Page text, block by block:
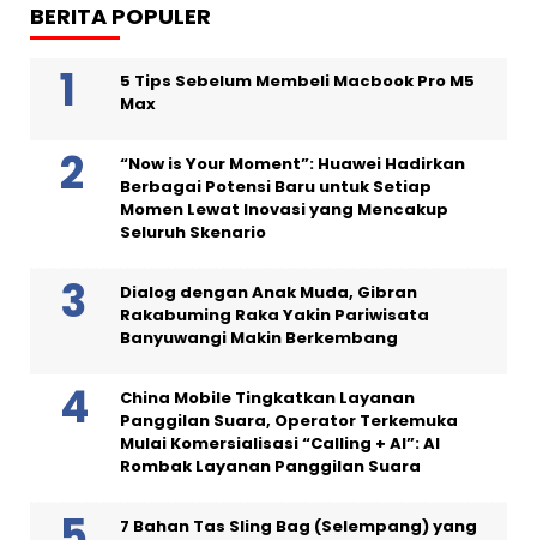
BERITA POPULER
5 Tips Sebelum Membeli Macbook Pro M5
Max
“Now is Your Moment”: Huawei Hadirkan
Berbagai Potensi Baru untuk Setiap
Momen Lewat Inovasi yang Mencakup
Seluruh Skenario
Dialog dengan Anak Muda, Gibran
Rakabuming Raka Yakin Pariwisata
Banyuwangi Makin Berkembang
China Mobile Tingkatkan Layanan
Panggilan Suara, Operator Terkemuka
Mulai Komersialisasi “Calling + AI”: AI
Rombak Layanan Panggilan Suara
7 Bahan Tas Sling Bag (Selempang) yang